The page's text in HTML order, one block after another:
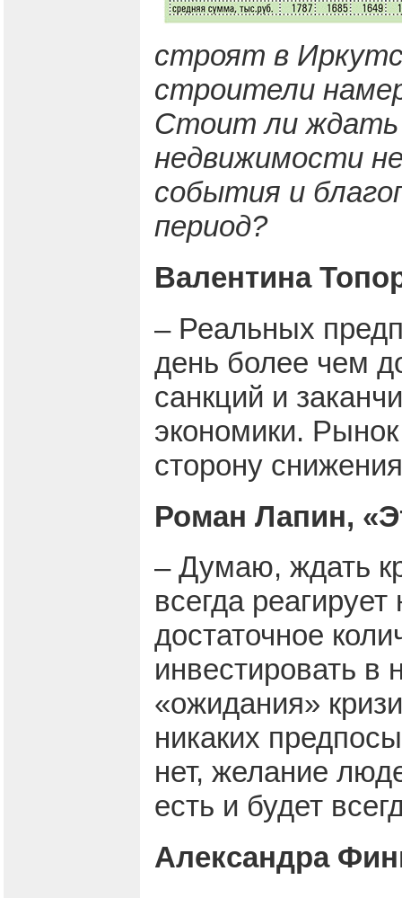
строят в
строители
Стоит ли ждать
недвижимости
события и
период?
Валентина
– Реальных
день более чем
санкций и
экономики.
сторону
Роман Лапин,
– Думаю, ждать
всегда
достаточное
инвестировать в
«ожидания»
никаких
нет, желание
есть и будет
Александра